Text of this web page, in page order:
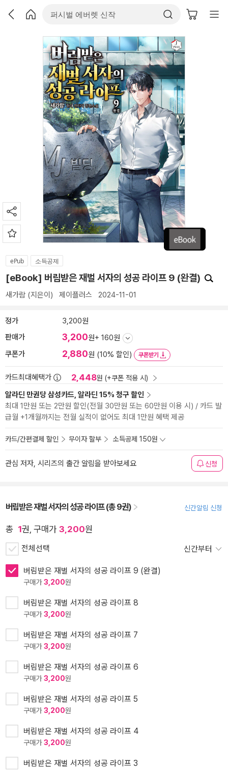
ePub 소득공제
[eBook] 버림받은 재벌 서자의 성공 라이프 9 (완결)
새가람 (지은이) 제이플러스 2024-11-01
정가
3,200원
판매가
3,200원+ 160원
쿠폰가
2,880원 (10% 할인) 쿠폰받기
카드최대혜택가 2,448원 (+쿠폰 적용 시)
알라딘 만권당 삼성카드, 알라딘 15% 청구 할인
최대 1만원 또는 2만원 할인(전월 30만원 또는 60만원 이용 시) / 카드 발
급월 +1개월까지는 전월 실적이 없어도 최대 1만원 혜택 제공
카드/간편결제 할인 무이자 할부 소득공제 150원
관심 저자, 시리즈의 출간 알림을 받아보세요 신청
버림받은 재벌 서자의 성공 라이프 (총 9권) 신간알림 신청
총 1권, 구매가 3,200원
전체선택 신간부터
버림받은 재벌 서자의 성공 라이프 9 (완결)
구매가3,200원
버림받은 재벌 서자의 성공 라이프 8
구매가3,200원
버림받은 재벌 서자의 성공 라이프 7
구매가3,200원
버림받은 재벌 서자의 성공 라이프 6
구매가3,200원
버림받은 재벌 서자의 성공 라이프 5
구매가3,200원
버림받은 재벌 서자의 성공 라이프 4
구매가3,200원
버림받은 재벌 서자의 성공 라이프 3